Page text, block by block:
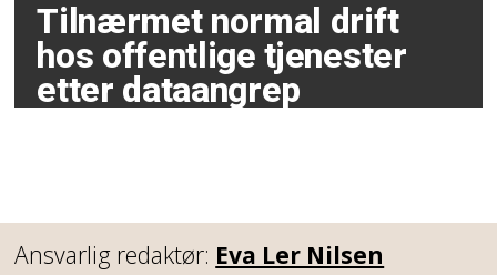
Tilnærmet normal drift
hos offentlige tjenester
etter dataangrep
Ansvarlig redaktør: Eva Ler Nilsen